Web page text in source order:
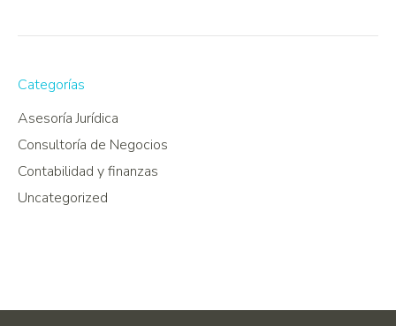
Categorías
Asesoría Jurídica
Consultoría de Negocios
Contabilidad y finanzas
Uncategorized